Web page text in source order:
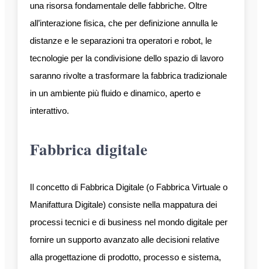
una risorsa fondamentale delle fabbriche. Oltre
all’interazione fisica, che per definizione annulla le
distanze e le separazioni tra operatori e robot, le
tecnologie per la condivisione dello spazio di lavoro
saranno rivolte a trasformare la fabbrica tradizionale
in un ambiente più fluido e dinamico, aperto e
interattivo.
Fabbrica digitale
Il concetto di Fabbrica Digitale (o Fabbrica Virtuale o
Manifattura Digitale) consiste nella mappatura dei
processi tecnici e di business nel mondo digitale per
fornire un supporto avanzato alle decisioni relative
alla progettazione di prodotto, processo e sistema,